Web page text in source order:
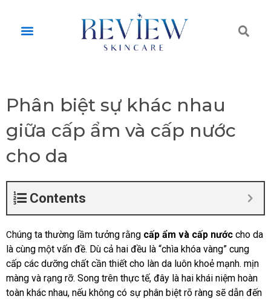
contentMenu
Phân biệt sự khác nhau
giữa cấp ẩm và cấp nước
cho da
Contents
Chúng ta thường lầm tưởng rằng cấp ẩm và cấp nước cho da
là cùng một vấn đề. Dù cả hai đều là “chìa khóa vàng” cung
cấp các dưỡng chất cần thiết cho làn da luôn khoẻ mạnh. mịn
màng và rạng rỡ. Song trên thực tế, đây là hai khái niệm hoàn
toàn khác nhau, nếu không có sự phân biệt rõ ràng sẽ dẫn đến